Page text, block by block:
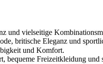
und vielseitige
britische Eleganz und
und Komfort.
bequeme Freizeitkleidung und